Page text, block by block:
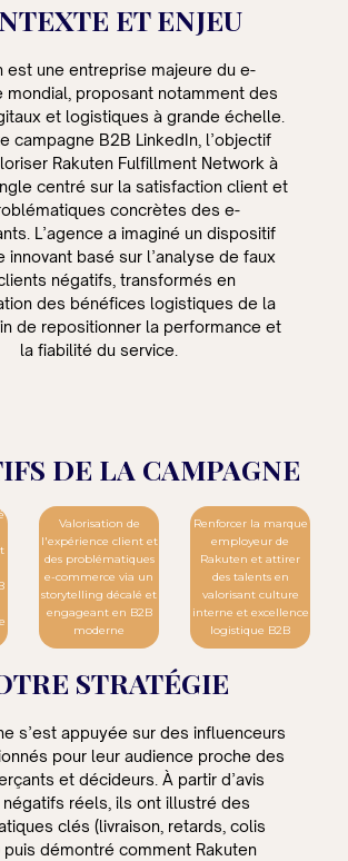
ET ENJEU
est une entreprise majeure du e-
mondial, proposant notamment des
et logistiques à grande échelle.
campagne B2B LinkedIn, l’objectif
Rakuten Fulfillment Network à
centré sur la satisfaction client et
concrètes des e-
L’agence a imaginé un dispositif
innovant basé sur l’analyse de faux
négatifs, transformés en
des bénéfices logistiques de la
de repositionner la performance et
la fiabilité du service.
DE LA CAMPAGNE
Valorisation de
l'expérience client et
des problématiques
e-commerce via un
storytelling décalé et
engageant en B2B
moderne
Renforcer la marque
employeur de
Rakuten et attirer
des talents en
valorisant culture
interne et excellence
logistique B2B
STRATÉGIE
s’est appuyée sur des influenceurs
pour leur audience proche des
et décideurs. À partir d’avis
réels, ils ont illustré des
clés (livraison, retards, colis
puis démontré comment Rakuten